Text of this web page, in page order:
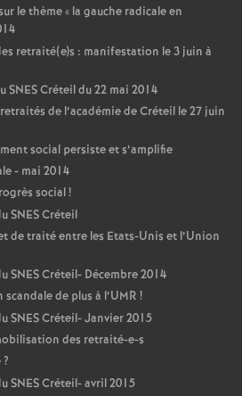
le thème « la gauche radicale en
retraité(e)s : manifestation le 3 juin à
SNESCréteil du 22 mai 2014
de l’académie de Créteil le 27 juin
social persiste et s’amplifie
- mai 2014
social!
SNESCréteil
de traité entre les Etats-Unis et l’Union
SNESCréteil- Décembre 2014
de plus à l’UMR !
SNESCréteil- Janvier 2015
des retraité-e-s
?
SNESCréteil- avril 2015